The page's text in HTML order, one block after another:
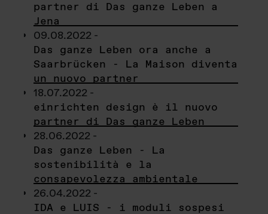
partner di Das ganze Leben a
Jena
09.08.2022 -
Das ganze Leben ora anche a
Saarbrücken - La Maison diventa
un nuovo partner
18.07.2022 -
einrichten design è il nuovo
partner di Das ganze Leben
28.06.2022 -
Das ganze Leben - La
sostenibilità e la
consapevolezza ambientale
26.04.2022 -
IDA e LUIS - i moduli sospesi